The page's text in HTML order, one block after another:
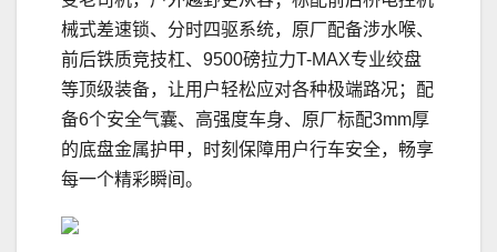
械式差速锁、分时四驱系统，原厂配备涉水喉、
前后铁质竞技杠、9500磅拉力T-MAX专业绞盘
等顶级装备，让用户轻松应对各种极端路况；配
备6个安全气囊、高强度车身、原厂标配3mm厚
的底盘金属护甲，时刻保障用户行车安全，畅享
每一个精彩瞬间。